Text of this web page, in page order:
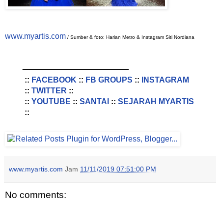
www.myartis.com / Sumber & foto: Harian Metro & Instagram Siti Nordiana
:: FACEBOOK :: FB GROUPS ::
INSTAGRAM
:: TWITTER ::
:: YOUTUBE :: SANTAI :: SEJARAH MYARTIS
::
www.myartis.com Jam 11/11/2019 07:51:00 PM
No comments: